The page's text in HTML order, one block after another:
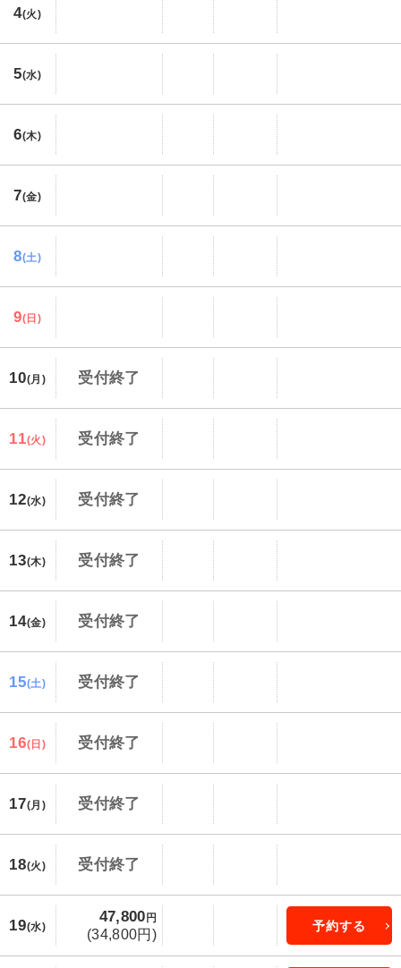
4(火)
5(水)
6(木)
7(金)
8(土)
9(日)
10(月) 受付終了
11(火) 受付終了
12(水) 受付終了
13(木) 受付終了
14(金) 受付終了
15(土) 受付終了
16(日) 受付終了
17(月) 受付終了
18(火) 受付終了
19(水)
47,800 円
(34,800円)
予約する